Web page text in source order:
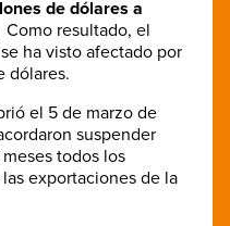
de dólares a
Como resultado, el
ha visto afectado por
dólares.
el 5 de marzo de
suspender
todos los
exportaciones de la